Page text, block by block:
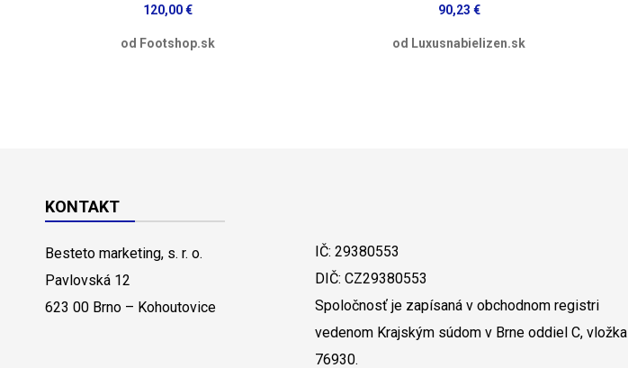
120,00 €
od Footshop.sk
90,23 €
od Luxusnabielizen.sk
KONTAKT
Besteto marketing, s. r. o.
Pavlovská 12
623 00 Brno – Kohoutovice
IČ: 29380553
DIČ: CZ29380553
Spoločnosť je zapísaná v obchodnom registri
vedenom Krajským súdom v Brne oddiel C, vložka
76930.